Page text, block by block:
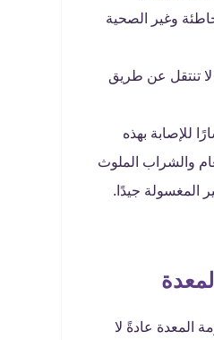
وغير الصحية
تنتقل عن طريق
للإصابة بهذه
والشراب الملوث
المغسولة جيدًا.
المعدة عادةً لا